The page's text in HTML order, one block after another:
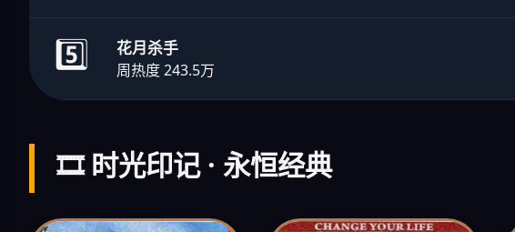
5️⃣ 花月杀手
周热度 243.5万
🎞️ 时光印记 · 永恒经典